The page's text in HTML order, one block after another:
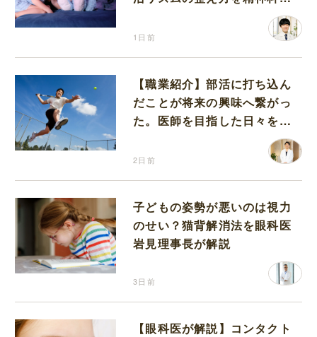
1日前
【職業紹介】部活に打ち込ん
だことが将来の興味へ繋がっ
た。医師を目指した日々を振
2日前
子どもの姿勢が悪いのは視力
のせい？猫背解消法を眼科医
岩見理事長が解説
3日前
【眼科医が解説】コンタクト